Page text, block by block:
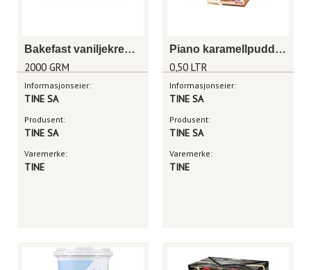
Bakefast vaniljekrem 2 kg
2000 GRM
Informasjonseier:
TINE SA
Produsent:
TINE SA
Varemerke:
TINE
Piano karamellpudding 1/2 liter
0,50 LTR
Informasjonseier:
TINE SA
Produsent:
TINE SA
Varemerke:
TINE